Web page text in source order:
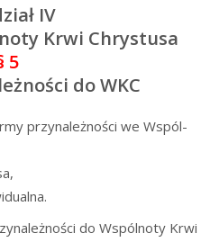
IV
Krwi Chrystusa
5
do WKC
przy­na­leż­no­ści we Wspól­
do Wspól­no­ty Krwi